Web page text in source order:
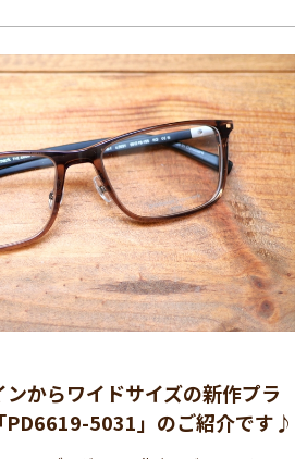
ンからワイドサイズの新作プラ
PD6619-5031」のご紹介です♪